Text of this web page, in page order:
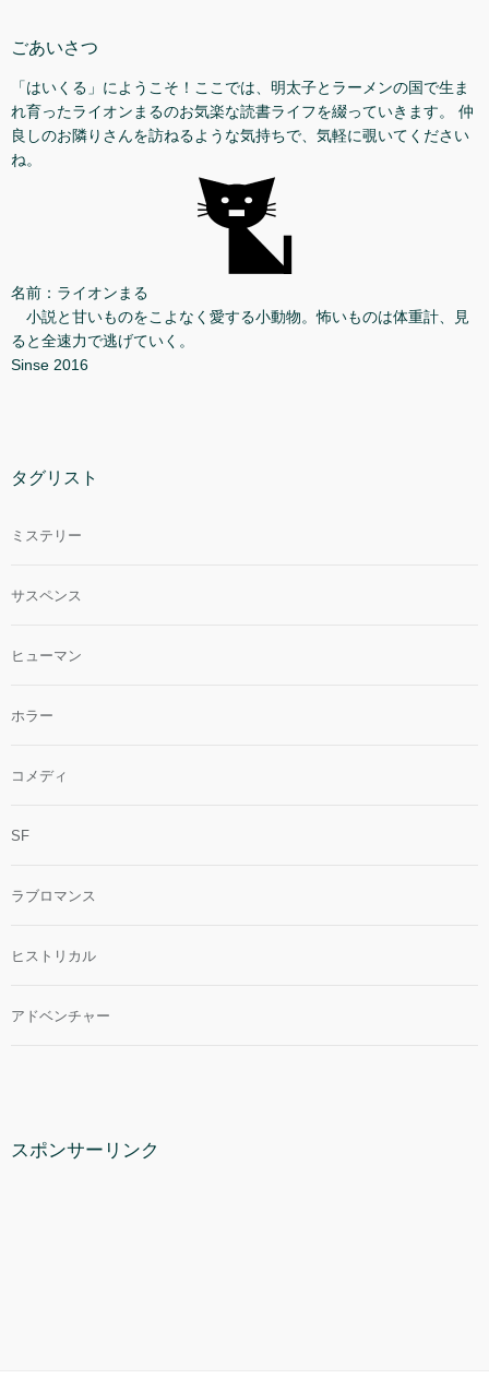
ごあいさつ
「はいくる」にようこそ！ここでは、明太子とラーメンの国で生ま
れ育ったライオンまるのお気楽な読書ライフを綴っていきます。 仲
良しのお隣りさんを訪ねるような気持ちで、気軽に覗いてください
ね。
名前：ライオンまる
小説と甘いものをこよなく愛する小動物。怖いものは体重計、見
ると全速力で逃げていく。
Sinse 2016
タグリスト
ミステリー
サスペンス
ヒューマン
ホラー
コメディ
SF
ラブロマンス
ヒストリカル
アドベンチャー
スポンサーリンク